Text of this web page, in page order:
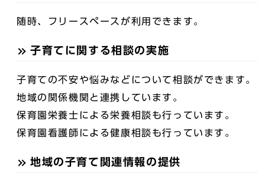
随時、フリースペースが利用できます。
子育てに関する相談の実施
子育ての不安や悩みなどについて相談ができます。
地域の関係機関と連携しています。
保育園栄養士による栄養相談も行っています。
保育園看護師による健康相談も行っています。
地域の子育て関連情報の提供